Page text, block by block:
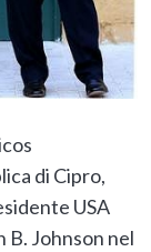
di Cipro,
USA
B. Johnson nel